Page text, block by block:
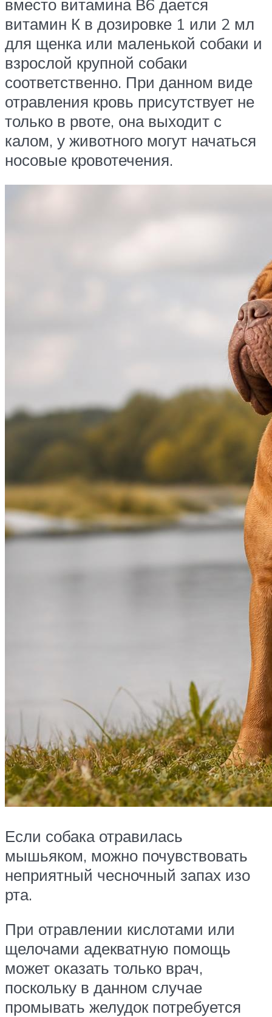
вместо витамина В6 дается
витамин К в дозировке 1 или 2 мл
для щенка или маленькой собаки и
взрослой крупной собаки
соответственно. При данном виде
отравления кровь присутствует не
только в рвоте, она выходит с
калом, у животного могут начаться
носовые кровотечения.
Если собака отравилась
мышьяком, можно почувствовать
неприятный чесночный запах изо
рта.
При отравлении кислотами или
щелочами адекватную помощь
может оказать только врач,
поскольку в данном случае
промывать желудок потребуется